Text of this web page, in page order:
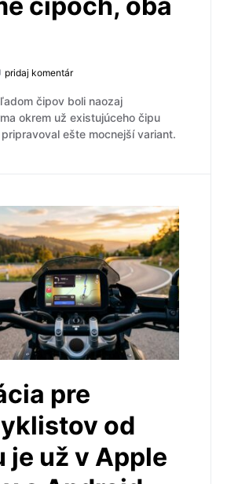
pridaj komentár
čipov boli naozaj
okrem už existujúceho čipu
ešte mocnejší variant.
pre
od
je už v Apple